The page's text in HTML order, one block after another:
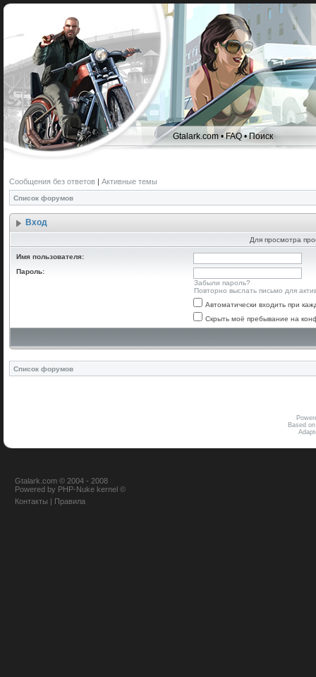
Gtalark.com •FAQ•Поиск
Сообщения без ответов | Активные темы
Список форумов
Вход
Для просмотра
Имя пользователя:
Пароль:
Забыли пароль?
Повторно выслать письмо для
Автоматически входить при
Скрыть моё пребывание на
Список форумов
Based
Gtalark.com © 2004 - 2008
Powered by PHP-Nuke kernel ©
Контакты | Правила